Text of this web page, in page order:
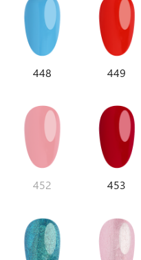
448 449
452 453